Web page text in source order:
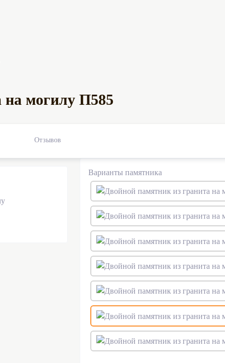
на могилу П585
Отзывов
Варианты памятника